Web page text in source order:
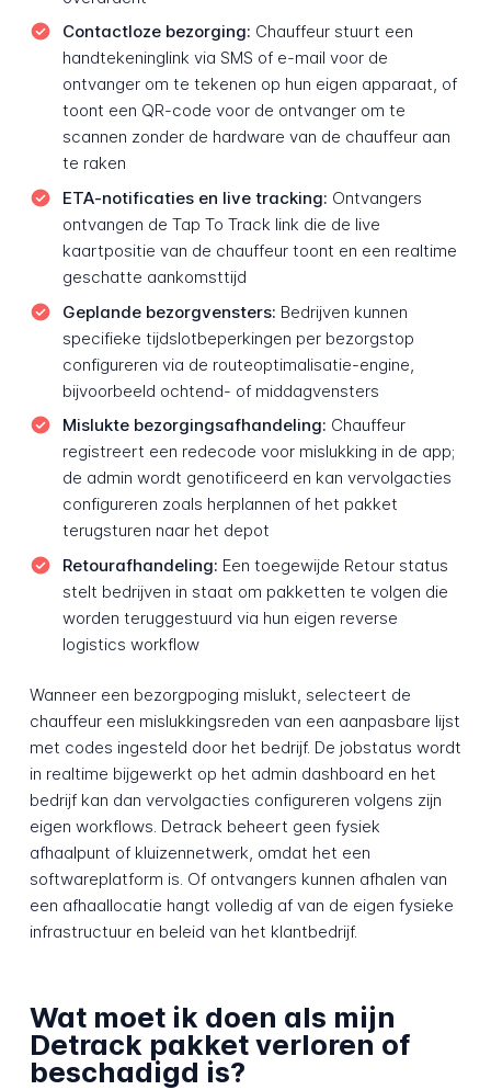
Contactloze bezorging: Chauffeur stuurt een
handtekeninglink via SMS of e-mail voor de
ontvanger om te tekenen op hun eigen apparaat, of
toont een QR-code voor de ontvanger om te
scannen zonder de hardware van de chauffeur aan
te raken
ETA-notificaties en live tracking: Ontvangers
ontvangen de Tap To Track link die de live
kaartpositie van de chauffeur toont en een realtime
geschatte aankomsttijd
Geplande bezorgvensters: Bedrijven kunnen
specifieke tijdslotbeperkingen per bezorgstop
configureren via de routeoptimalisatie-engine,
bijvoorbeeld ochtend- of middagvensters
Mislukte bezorgingsafhandeling: Chauffeur
registreert een redecode voor mislukking in de app;
de admin wordt genotificeerd en kan vervolgacties
configureren zoals herplannen of het pakket
terugsturen naar het depot
Retourafhandeling: Een toegewijde Retour status
stelt bedrijven in staat om pakketten te volgen die
worden teruggestuurd via hun eigen reverse
logistics workflow
Wanneer een bezorgpoging mislukt, selecteert de
chauffeur een mislukkingsreden van een aanpasbare lijst
met codes ingesteld door het bedrijf. De jobstatus wordt
in realtime bijgewerkt op het admin dashboard en het
bedrijf kan dan vervolgacties configureren volgens zijn
eigen workflows. Detrack beheert geen fysiek
afhaalpunt of kluizennetwerk, omdat het een
softwareplatform is. Of ontvangers kunnen afhalen van
een afhaallocatie hangt volledig af van de eigen fysieke
infrastructuur en beleid van het klantbedrijf.
Wat moet ik doen als mijn
Detrack pakket verloren of
beschadigd is?